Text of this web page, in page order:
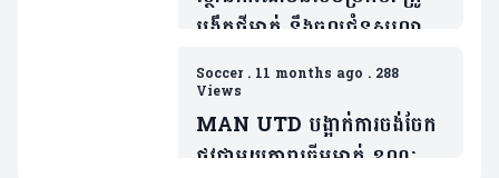
បង្វឹកថ្មីម្នាក់ នឹងចូលជំនួសលោក
Amorim ប្រសិនក្លឹបមិនធ្វើរឿង
មួយនេះ
Soccer. 11 months ago . 288
Views
MAN UTD បង្អាក់ការចង់ចែក
ផ្លូវជាមួយតារាឆ្នើមម្នាក់ ខណៈត្រូវ